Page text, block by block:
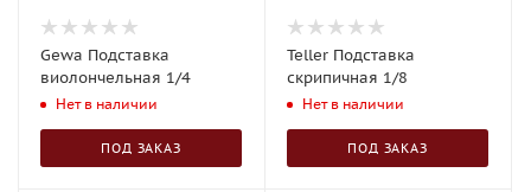
Gewa Подставка
виолончельная 1/4
Нет в наличии
ПОД ЗАКАЗ
Teller Подставка
скрипичная 1/8
Нет в наличии
ПОД ЗАКАЗ